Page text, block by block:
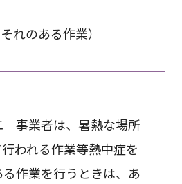
れのある作業）
事業者は、暑熱な場所
われる作業等熱中症を
作業を行うときは、あ